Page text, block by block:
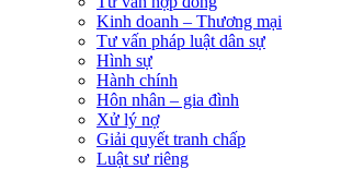
Kinh doanh – Thương mại
Tư vấn pháp luật dân sự
Hình sự
Hành chính
Hôn nhân – gia đình
Xử lý nợ
Giải quyết tranh chấp
Luật sư riêng